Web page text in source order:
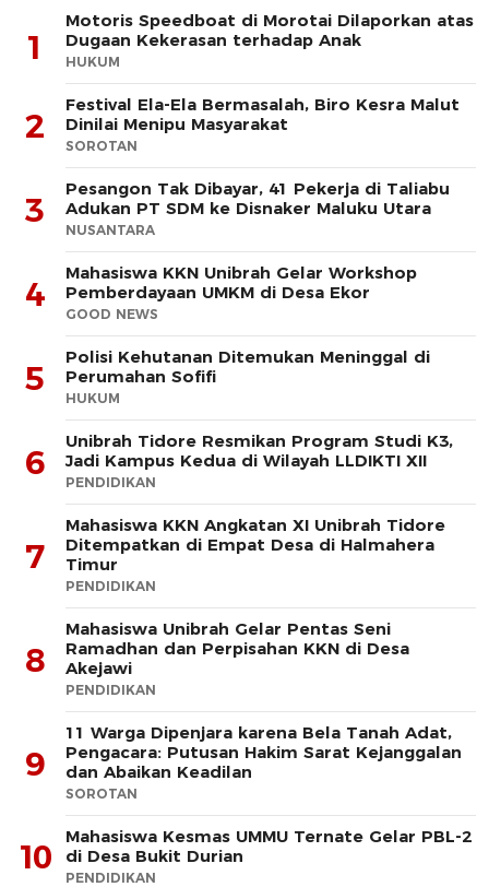
1
Motoris Speedboat di Morotai Dilaporkan atas
Dugaan Kekerasan terhadap Anak
HUKUM
2
Festival Ela-Ela Bermasalah, Biro Kesra Malut
Dinilai Menipu Masyarakat
SOROTAN
3
Pesangon Tak Dibayar, 41 Pekerja di Taliabu
Adukan PT SDM ke Disnaker Maluku Utara
NUSANTARA
4
Mahasiswa KKN Unibrah Gelar Workshop
Pemberdayaan UMKM di Desa Ekor
GOOD NEWS
5
Polisi Kehutanan Ditemukan Meninggal di
Perumahan Sofifi
HUKUM
6
Unibrah Tidore Resmikan Program Studi K3,
Jadi Kampus Kedua di Wilayah LLDIKTI XII
PENDIDIKAN
7
Mahasiswa KKN Angkatan XI Unibrah Tidore
Ditempatkan di Empat Desa di Halmahera
Timur
PENDIDIKAN
8
Mahasiswa Unibrah Gelar Pentas Seni
Ramadhan dan Perpisahan KKN di Desa
Akejawi
PENDIDIKAN
9
11 Warga Dipenjara karena Bela Tanah Adat,
Pengacara: Putusan Hakim Sarat Kejanggalan
dan Abaikan Keadilan
SOROTAN
10
Mahasiswa Kesmas UMMU Ternate Gelar PBL-2
di Desa Bukit Durian
PENDIDIKAN